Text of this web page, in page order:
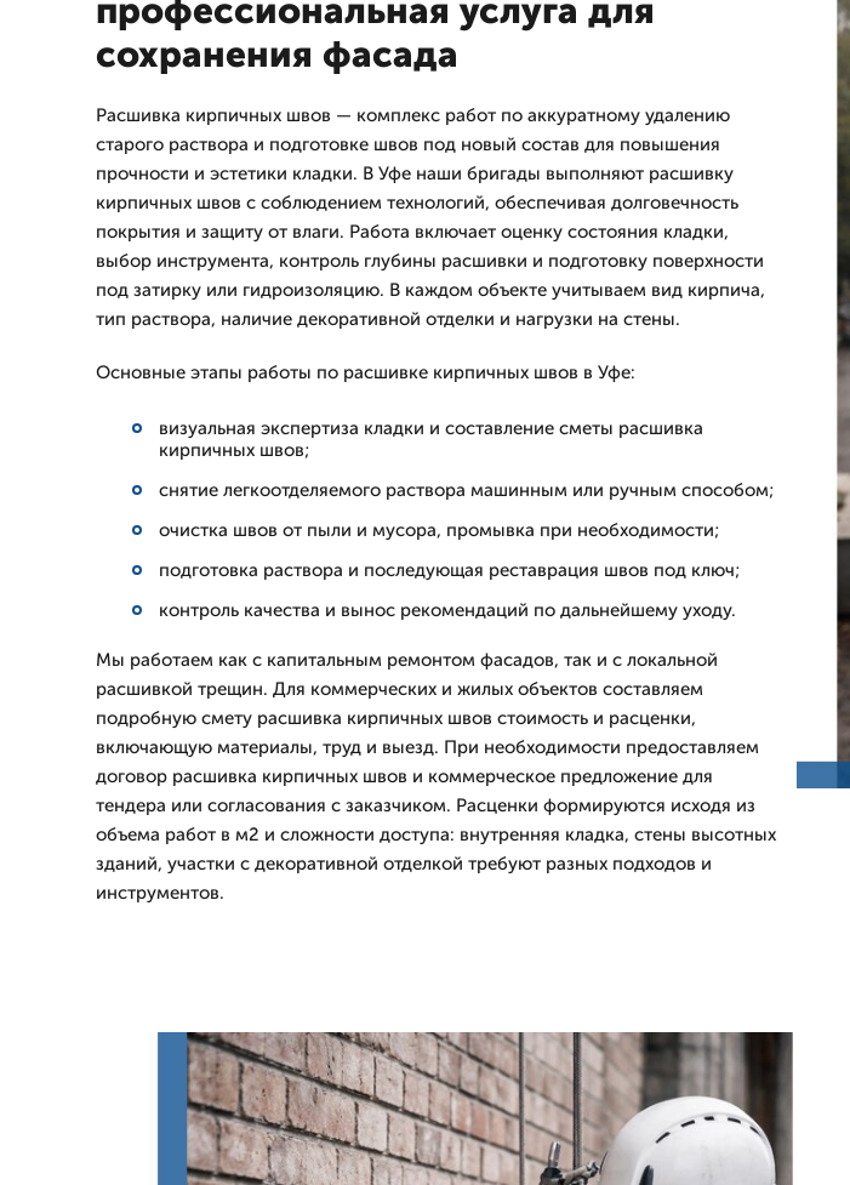
профессиональная услуга для
сохранения фасада
Расшивка кирпичных швов — комплекс работ по аккуратному удалению
старого раствора и подготовке швов под новый состав для повышения
прочности и эстетики кладки. В Уфе наши бригады выполняют расшивку
кирпичных швов с соблюдением технологий, обеспечивая долговечность
покрытия и защиту от влаги. Работа включает оценку состояния кладки,
выбор инструмента, контроль глубины расшивки и подготовку поверхности
под затирку или гидроизоляцию. В каждом объекте учитываем вид кирпича,
тип раствора, наличие декоративной отделки и нагрузки на стены.
Основные этапы работы по расшивке кирпичных швов в Уфе:
визуальная экспертиза кладки и составление сметы расшивка
кирпичных швов;
снятие легкоотделяемого раствора машинным или ручным способом;
очистка швов от пыли и мусора, промывка при необходимости;
подготовка раствора и последующая реставрация швов под ключ;
контроль качества и вынос рекомендаций по дальнейшему уходу.
Мы работаем как с капитальным ремонтом фасадов, так и с локальной
расшивкой трещин. Для коммерческих и жилых объектов составляем
подробную смету расшивка кирпичных швов стоимость и расценки,
включающую материалы, труд и выезд. При необходимости предоставляем
договор расшивка кирпичных швов и коммерческое предложение для
тендера или согласования с заказчиком. Расценки формируются исходя из
объема работ в м2 и сложности доступа: внутренняя кладка, стены высотных
зданий, участки с декоративной отделкой требуют разных подходов и
инструментов.